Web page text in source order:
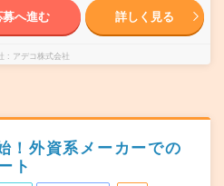
募へ進む 詳しく見る
アデコ株式会社
！外資系メーカーでの
ト